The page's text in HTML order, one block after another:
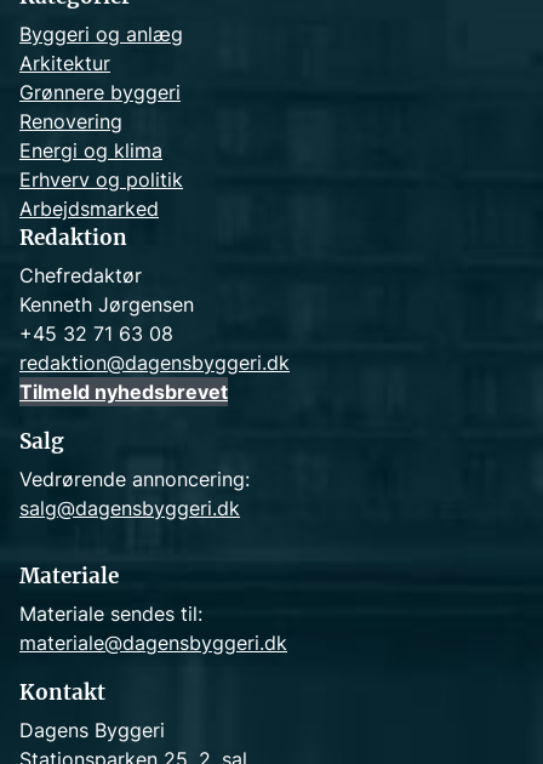
Byggeri og anlæg
Arkitektur
Grønnere byggeri
Renovering
Energi og klima
Erhverv og politik
Arbejdsmarked
Redaktion
Chefredaktør
Kenneth Jørgensen
+45 32 71 63 08
redaktion@dagensbyggeri.dk
Tilmeld nyhedsbrevet
Salg
Vedrørende annoncering:
salg@dagensbyggeri.dk
Materiale
Materiale sendes til:
materiale@dagensbyggeri.dk
Kontakt
Dagens Byggeri
Stationsparken 25, 2. sal